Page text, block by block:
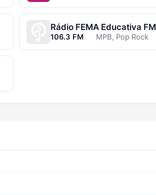
Rádio FEMA Educativa FM
106.3 FM · MPB, Pop Rock